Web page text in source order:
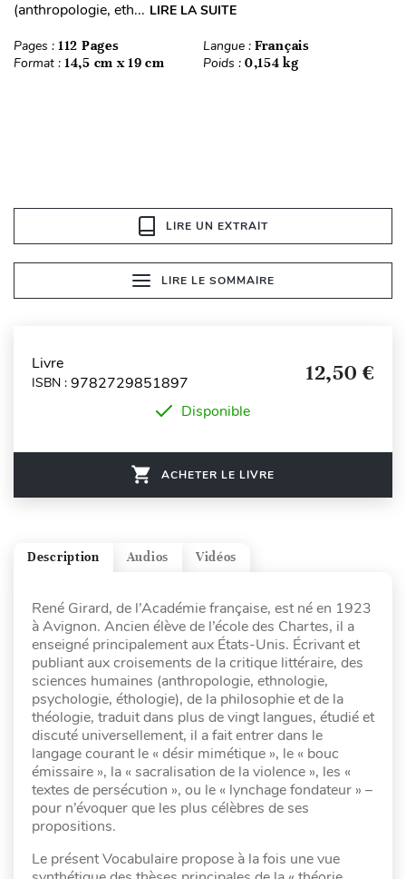
(anthropologie, eth... LIRE LA SUITE
Pages : 112 Pages Langue : Français
Format : 14,5 cm x 19 cm Poids : 0,154 kg
LIRE UN EXTRAIT
LIRE LE SOMMAIRE
Livre
ISBN : 9782729851897 12,50 €
Disponible
ACHETER LE LIVRE
Vidéos
Audios
Description
René Girard, de l’Académie française, est né en 1923
à Avignon. Ancien élève de l’école des Chartes, il a
enseigné principalement aux États-Unis. Écrivant et
publiant aux croisements de la critique littéraire, des
sciences humaines (anthropologie, ethnologie,
psychologie, éthologie), de la philosophie et de la
théologie, traduit dans plus de vingt langues, étudié et
discuté universellement, il a fait entrer dans le
langage courant le « désir mimétique », le « bouc
émissaire », la « sacralisation de la violence », les «
textes de persécution », ou le « lynchage fondateur » –
pour n’évoquer que les plus célèbres de ses
propositions.
Le présent Vocabulaire propose à la fois une vue